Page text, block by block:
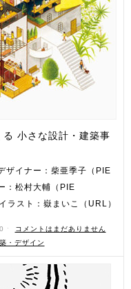
小さな設計・建築事
ザイナー：柴亜季子（PIE
：松村大輔（PIE
スト：嶽まいこ（URL）
ˑ
コメントはまだありません
・デザイン